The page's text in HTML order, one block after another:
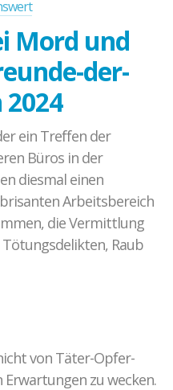
Mord und
der-
ein Treffen der
Büros in der
diesmal einen
Arbeitsbereich
die Vermittlung
Raub
von Täter-Opfer-
zu wecken.